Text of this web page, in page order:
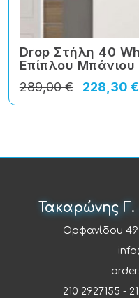
Drop Στήλη 40
Επίπλου Μπάνιου
228,30 €
289,00 €
Τακαρώνης
Ορφανίδου 49
210 2927155 -